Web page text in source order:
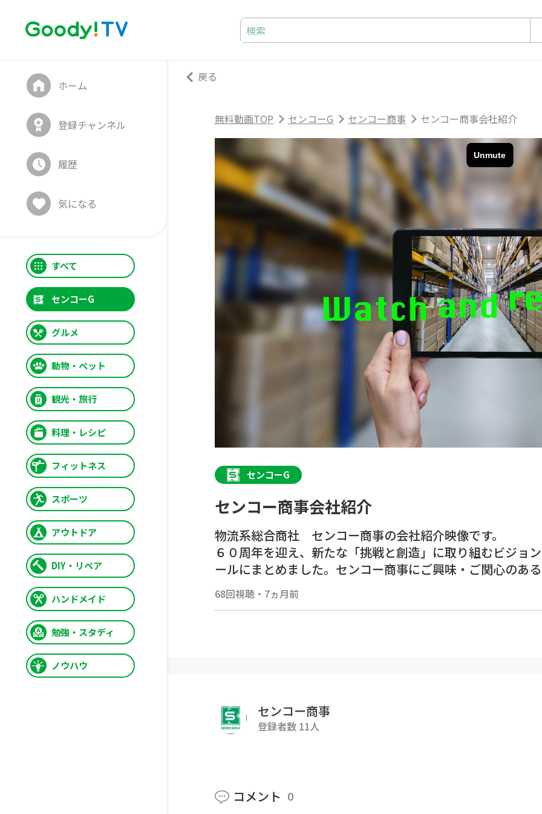
ホーム
登録チャンネル
履歴
気になる
すべて
センコーG
グルメ
動物・ペット
観光・旅行
料理・レシピ
フィットネス
スポーツ
アウトドア
DIY・リペア
ハンドメイド
勉強・スタディ
ノウハウ
戻る
無料動画TOP センコーG センコー商事 センコー商事会社紹介
センコーG
センコー商事会社紹介
物流系総合商社 センコー商事の会社紹介映像です。
６０周年を迎え、新たな「挑戦と創造」に取り組むビジョ
ールにまとめました。センコー商事にご興味・ご関心のあ
68回視聴 ・ 7ヵ月前
センコー商事
登録者数 11人
コメント 0